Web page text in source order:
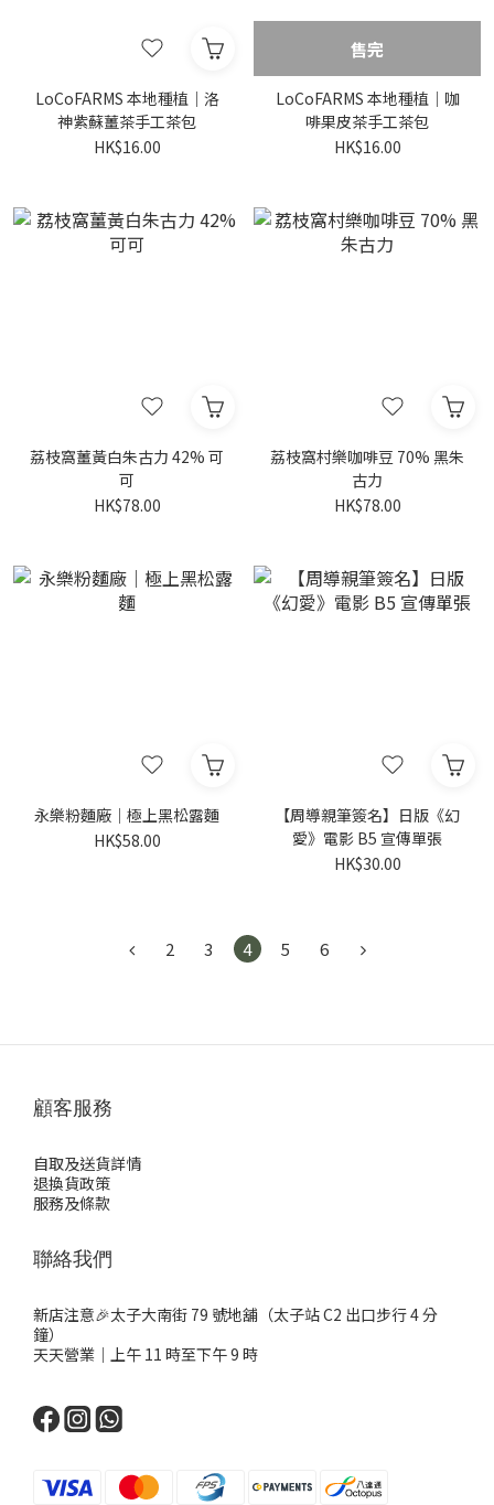
LoCoFARMS 本地種植｜洛
神紫蘇薑茶手工茶包
HK$16.00
售完
LoCoFARMS 本地種植｜咖
啡果皮茶手工茶包
HK$16.00
荔枝窩薑黃白朱古力 42% 可
可
HK$78.00
荔枝窩村樂咖啡豆 70% 黑朱
古力
HK$78.00
永樂粉麵廠｜極上黑松露麵
HK$58.00
【周導親筆簽名】日版《幻
愛》電影 B5 宣傳單張
HK$30.00
2 3 4 5 6
顧客服務
自取及送貨詳情
退換貨政策
服務及條款
聯絡我們
新店注意🎉太子大南街 79 號地舖（太子站 C2 出口步行 4 分
鐘）
天天營業｜上午 11 時至下午 9 時